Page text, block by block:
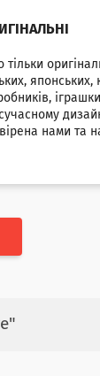
японських,
нами та